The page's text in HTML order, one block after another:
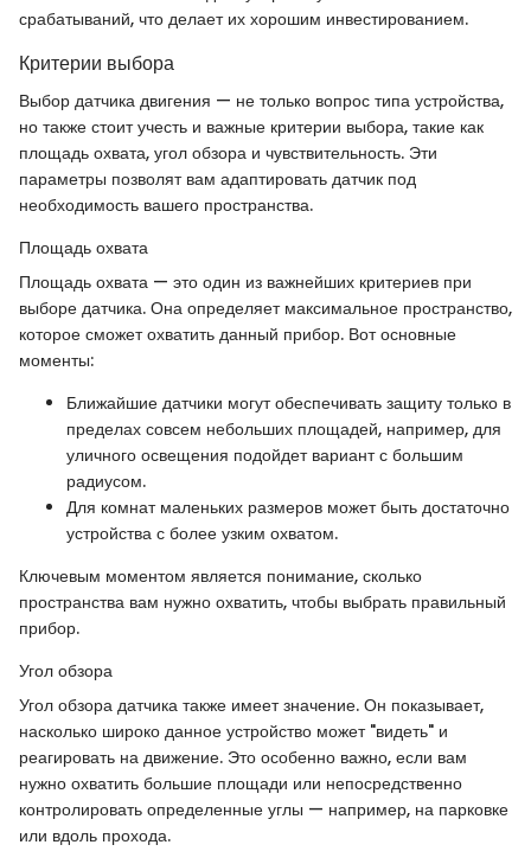
срабатываний, что делает их хорошим инвестированием.
Критерии выбора
Выбор датчика двигения — не только вопрос типа устройства,
но также стоит учесть и важные критерии выбора, такие как
площадь охвата, угол обзора и чувствительность. Эти
параметры позволят вам адаптировать датчик под
необходимость вашего пространства.
Площадь охвата
Площадь охвата — это один из важнейших критериев при
выборе датчика. Она определяет максимальное пространство,
которое сможет охватить данный прибор. Вот основные
моменты:
Ближайшие датчики могут обеспечивать защиту только в
пределах совсем небольших площадей, например, для
уличного освещения подойдет вариант с большим
радиусом.
Для комнат маленьких размеров может быть достаточно
устройства с более узким охватом.
Ключевым моментом является понимание, сколько
пространства вам нужно охватить, чтобы выбрать правильный
прибор.
Угол обзора
Угол обзора датчика также имеет значение. Он показывает,
насколько широко данное устройство может "видеть" и
реагировать на движение. Это особенно важно, если вам
нужно охватить большие площади или непосредственно
контролировать определенные углы — например, на парковке
или вдоль прохода.